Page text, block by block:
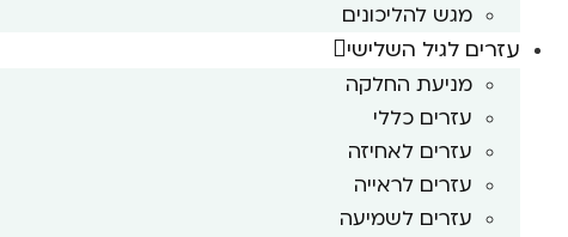
מגש להליכונים
עזרים לגיל השלישי
מניעת החלקה
עזרים כללי
עזרים לאחיזה
עזרים לראייה
עזרים לשמיעה